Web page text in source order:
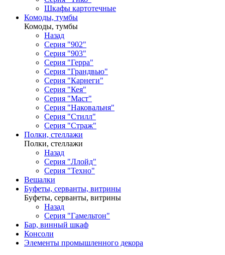
Шкафы картотечные
Комоды, тумбы
Комоды, тумбы
Назад
Серия "902"
Серия "903"
Серия "Герра"
Серия "Грандвью"
Серия "Карнеги"
Серия "Кея"
Серия "Маст"
Серия "Наковальня"
Серия "Стилл"
Серия "Страж"
Полки, стеллажи
Полки, стеллажи
Назад
Серия "Ллойд"
Серия "Техно"
Вешалки
Буфеты, серванты, витрины
Буфеты, серванты, витрины
Назад
Серия "Гамельтон"
Бар, винный шкаф
Консоли
Элементы промышленного декора